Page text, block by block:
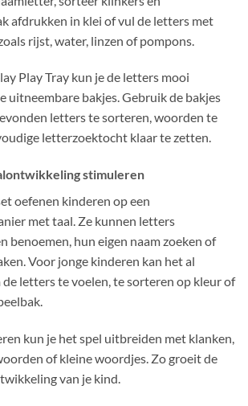
afdrukken in klei of vul de letters met
rijst, water, linzen of pompons.
Play Tray kun je de letters mooi
uitneembare bakjes. Gebruik de bakjes
letters te sorteren, woorden te
letterzoektocht klaar te zetten.
stimuleren
oefenen kinderen op een
met taal. Ze kunnen letters
benoemen, hun eigen naam zoeken of
Voor jonge kinderen kan het al
letters te voelen, te sorteren op kleur of
kun je het spel uitbreiden met klanken,
of kleine woordjes. Zo groeit de
van je kind.